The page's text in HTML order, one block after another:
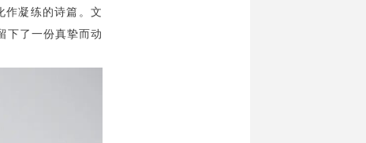
凝练的诗篇。文
下了一份真挚而动